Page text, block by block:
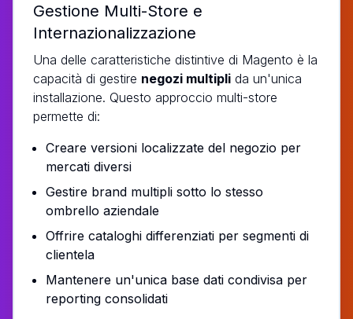
Gestione Multi-Store e
Internazionalizzazione
Una delle caratteristiche distintive di Magento è la
capacità di gestire negozi multipli da un'unica
installazione. Questo approccio multi-store
permette di:
Creare versioni localizzate del negozio per
mercati diversi
Gestire brand multipli sotto lo stesso
ombrello aziendale
Offrire cataloghi differenziati per segmenti di
clientela
Mantenere un'unica base dati condivisa per
reporting consolidati